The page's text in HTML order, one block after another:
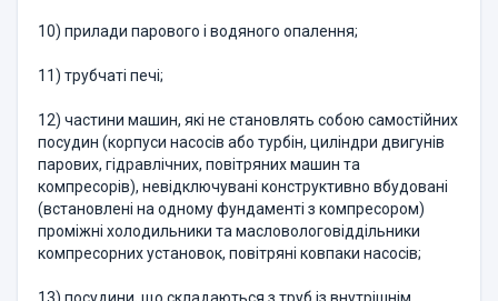
10) прилади парового і водяного опалення;
11) трубчаті печі;
12) частини машин, які не становлять собою самостійних
посудин (корпуси насосів або турбін, циліндри двигунів
парових, гідравлічних, повітряних машин та
компресорів), невідключувані конструктивно вбудовані
(встановлені на одному фундаменті з компресором)
проміжні холодильники та масловологовіддільники
компресорних установок, повітряні ковпаки насосів;